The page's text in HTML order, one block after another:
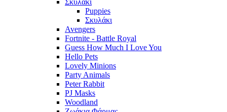
Puppies
Σκυλάκι
Avengers
Fortnite - Battle Royal
Guess How Much I Love You
Hello Pets
Lovely Minions
Party Animals
Peter Rabbit
PJ Masks
Woodland